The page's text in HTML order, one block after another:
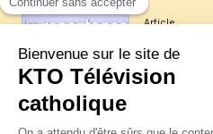
Article
Les
La visite